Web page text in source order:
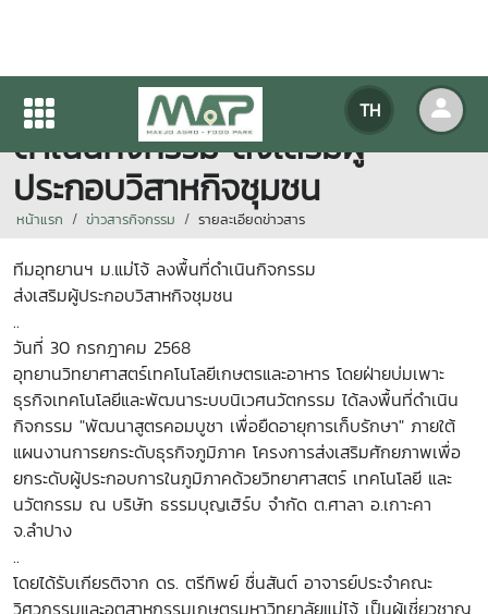
TH
ทีมอุทยานฯ ม.แม่โจ้ ลงพื้นที่
ดำเนินกิจกรรม ส่งเสริมผู้
ประกอบวิสาหกิจชุมชน
หน้าแรก ข่าวสารกิจกรรม รายละเอียดข่าวสาร
ทีมอุทยานฯ ม.แม่โจ้ ลงพื้นที่ดำเนินกิจกรรม
ส่งเสริมผู้ประกอบวิสาหกิจชุมชน
..
วันที่ 30 กรกฎาคม 2568
อุทยานวิทยาศาสตร์เทคโนโลยีเกษตรและอาหาร โดยฝ่ายบ่มเพาะ
ธุรกิจเทคโนโลยีและพัฒนาระบบนิเวศนวัตกรรม ได้ลงพื้นที่ดำเนิน
กิจกรรม "พัฒนาสูตรคอมบูชา เพื่อยืดอายุการเก็บรักษา" ภายใต้
แผนงานการยกระดับธุรกิจภูมิภาค โครงการส่งเสริมศักยภาพเพื่อ
ยกระดับผู้ประกอบการในภูมิภาคด้วยวิทยาศาสตร์ เทคโนโลยี และ
นวัตกรรม ณ บริษัท ธรรมบุญเฮิร์บ จำกัด ต.ศาลา อ.เกาะคา
จ.ลำปาง
..
โดยได้รับเกียรติจาก ดร. ตรีทิพย์ ชื่นสันต์ อาจารย์ประจำคณะ
วิศวกรรมและอุตสาหกรรมเกษตรมหาวิทยาลัยแม่โจ้ เป็นผู้เชี่ยวชาญ